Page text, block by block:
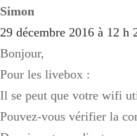
Simon
29 décembre 2016 à 12 h
Bonjour,
Pour les livebox :
Il se peut que votre wifi
Pouvez-vous vérifier la